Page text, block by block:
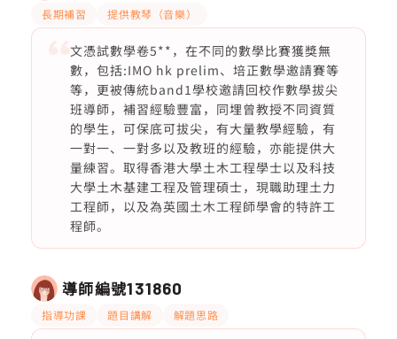
長期補習 提供教琴（音樂）
文憑試數學卷5**，在不同的數學比賽獲獎無
數，包括:IMO hk prelim、培正數學邀請賽等
等，更被傳統band1學校邀請回校作數學拔尖
班導師，補習經驗豐富，同埋曾教授不同資質
的學生，可保底可拔尖，有大量教學經驗，有
一對一、一對多以及教班的經驗，亦能提供大
量練習。取得香港大學土木工程學士以及科技
大學土木基建工程及管理碩士，現職助理土力
工程師，以及為英國土木工程師學會的特許工
程師。
導師編號131860
指導功課 題目講解 解題思路